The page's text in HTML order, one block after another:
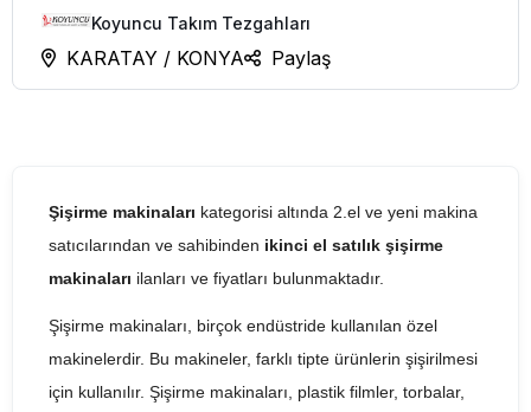
Koyuncu Takım Tezgahları
KARATAY / KONYA Paylaş
Şişirme makinaları kategorisi altında 2.el ve yeni makina
satıcılarından ve sahibinden ikinci el satılık şişirme
makinaları ilanları ve fiyatları bulunmaktadır.
Şişirme makinaları, birçok endüstride kullanılan özel
makinelerdir. Bu makineler, farklı tipte ürünlerin şişirilmesi
için kullanılır. Şişirme makinaları, plastik filmler, torbalar,